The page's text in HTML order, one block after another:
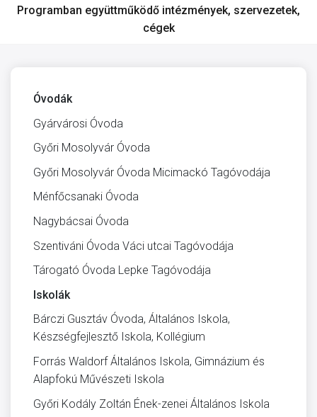
Programban együttműködő intézmények, szervezetek,
cégek
Óvodák
Gyárvárosi Óvoda
Győri Mosolyvár Óvoda
Győri Mosolyvár Óvoda Micimackó Tagóvodája
Ménfőcsanaki Óvoda
Nagybácsai Óvoda
Szentiváni Óvoda Váci utcai Tagóvodája
Tárogató Óvoda Lepke Tagóvodája
Iskolák
Bárczi Gusztáv Óvoda, Általános Iskola,
Készségfejlesztő Iskola, Kollégium
Forrás Waldorf Általános Iskola, Gimnázium és
Alapfokú Művészeti Iskola
Győri Kodály Zoltán Ének-zenei Általános Iskola